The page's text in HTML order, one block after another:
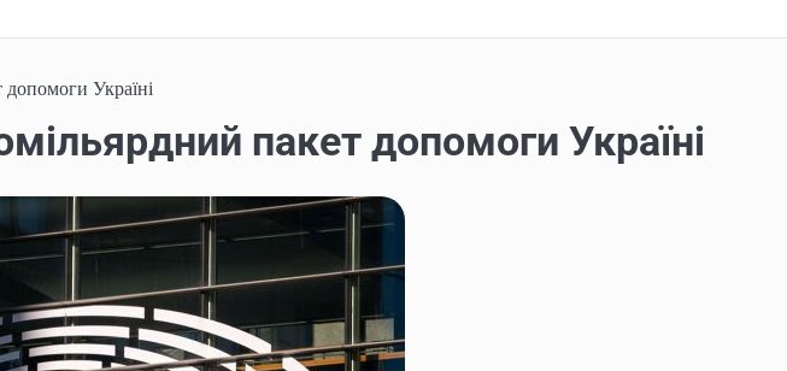
Україні
пакет допомоги Україні